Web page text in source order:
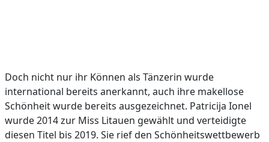
Doch nicht nur ihr Können als Tänzerin wurde
international bereits anerkannt, auch ihre makellose
Schönheit wurde bereits ausgezeichnet. Patricija Ionel
wurde 2014 zur Miss Litauen gewählt und verteidigte
diesen Titel bis 2019. Sie rief den Schönheitswettbewerb